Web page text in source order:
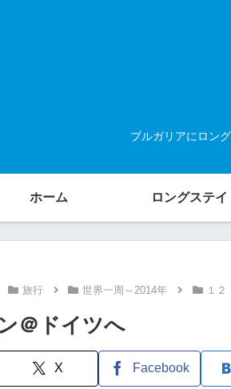
ブルガリアにロン
ホーム ロングステイ
旅行 世界一周～2014年 １２
＠ドイツへ
X Facebook